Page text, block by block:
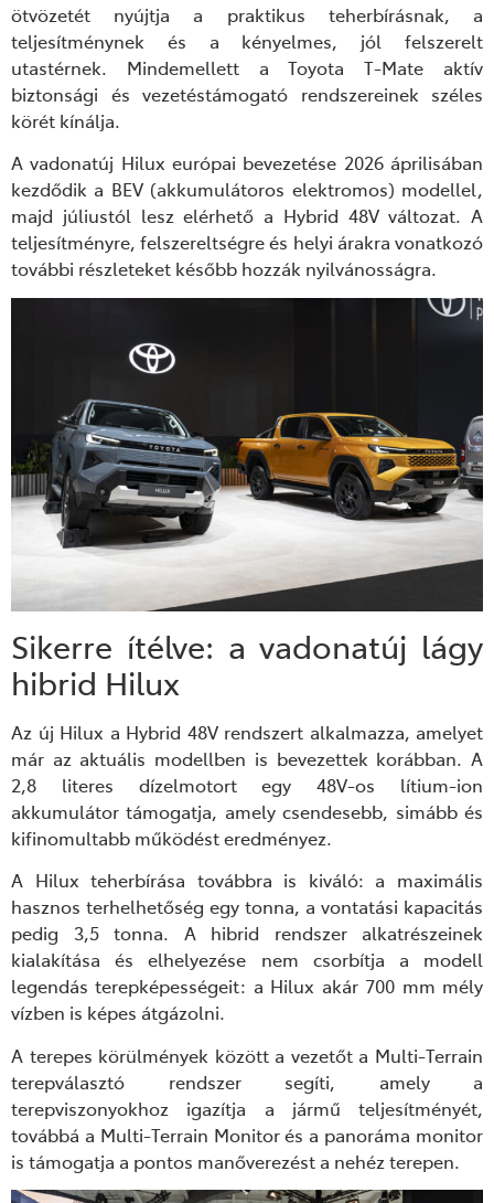
ötvözetét nyújtja a praktikus teherbírásnak, a
teljesítménynek és a kényelmes, jól felszerelt
utastérnek. Mindemellett a Toyota T-Mate aktív
biztonsági és vezetéstámogató rendszereinek széles
körét kínálja.
A vadonatúj Hilux európai bevezetése 2026 áprilisában
kezdődik a BEV (akkumulátoros elektromos) modellel,
majd júliustól lesz elérhető a Hybrid 48V változat. A
teljesítményre, felszereltségre és helyi árakra vonatkozó
további részleteket később hozzák nyilvánosságra.
Sikerre ítélve: a vadonatúj lágy
hibrid Hilux
Az új Hilux a Hybrid 48V rendszert alkalmazza, amelyet
már az aktuális modellben is bevezettek korábban. A
2,8 literes dízelmotort egy 48V-os lítium-ion
akkumulátor támogatja, amely csendesebb, simább és
kifinomultabb működést eredményez.
A Hilux teherbírása továbbra is kiváló: a maximális
hasznos terhelhetőség egy tonna, a vontatási kapacitás
pedig 3,5 tonna. A hibrid rendszer alkatrészeinek
kialakítása és elhelyezése nem csorbítja a modell
legendás terepképességeit: a Hilux akár 700 mm mély
vízben is képes átgázolni.
A terepes körülmények között a vezetőt a Multi-Terrain
terepválasztó rendszer segíti, amely a
terepviszonyokhoz igazítja a jármű teljesítményét,
továbbá a Multi-Terrain Monitor és a panoráma monitor
is támogatja a pontos manőverezést a nehéz terepen.